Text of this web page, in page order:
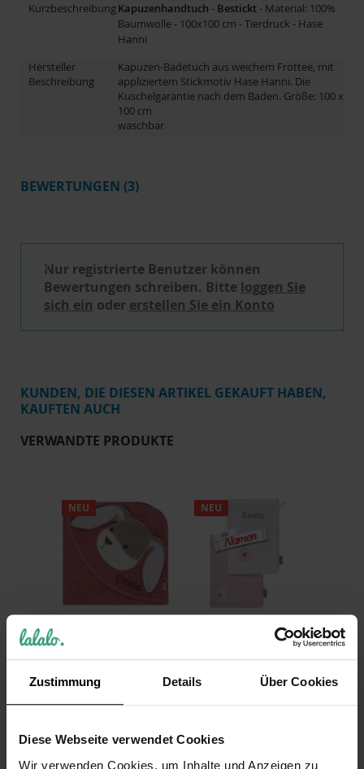
Zustimmung Details Über Cookies
Diese Webseite verwendet Cookies
Wir verwenden Cookies, um Inhalte und Anzeigen zu
KurzbeschreibungKapuzenhandtuch - Bestickt - Material: 100%
Baumwolle - 100x100 cm - Tierdruck - Hase
Hanni
Hersteller
Beschreibung
Kapuzen-Badetuch aus weichem Frottee, mit
appliziertem Stickmotiv Hase Hanni. Die
Kuschelgarantie nach dem Baden. Größe: 100 x
100 cm
waschbar
BEWERTUNGEN 3
Nur registrierte Benutzer können
Bewertungen schreiben. Bitte loggen Sie
sich ein oder erstellen Sie ein Konto
KUNDEN, DIE DIESEN ARTIKEL GEKAUFT HABEN,
KAUFTEN AUCH
VERWANDTE PRODUKTE
NEU
mit Namen bestickt
Sterntaler Hanni
Hase – 100x100 cm
für Baby und Kind
Inkl. 19% Steuern,exkl.
NEU
Waschlappen mit
Namen Bär Betty
im 2er Set bestickt